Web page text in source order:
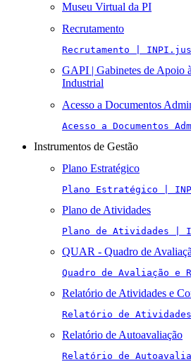
Museu Virtual da PI
Recrutamento
Recrutamento |
GAPI | Gabinetes de Apoio
Industrial
Acesso a Documentos
Acesso a Documentos
Instrumentos de Gestão
Plano Estratégico
Plano Estratégico |
Plano de Atividades
Plano de Atividades |
QUAR - Quadro de
Quadro de Avaliação
Relatório de Atividades e
Relatório de
Relatório de Autoavaliação
Relatório de